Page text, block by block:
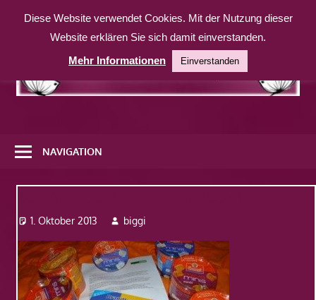
Inhalt
weitere
Website
NAVIGATION
1. Oktober 2013 biggi
Diese Website verwendet Cookies. Mit der Nutzung dieser
Website erklären Sie sich damit einverstanden.
Mehr Informationen
Einverstanden